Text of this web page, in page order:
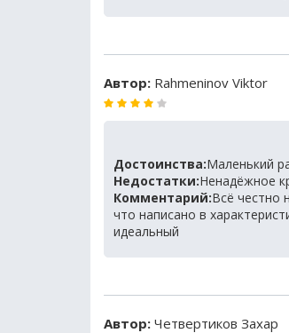
Автор: Rahmeninov Viktor
Достоинства:Маленький
Недостатки:Ненадёжное
Комментарий:Всё честно
что написано в
идеальный
Автор: Четвертиков Захар